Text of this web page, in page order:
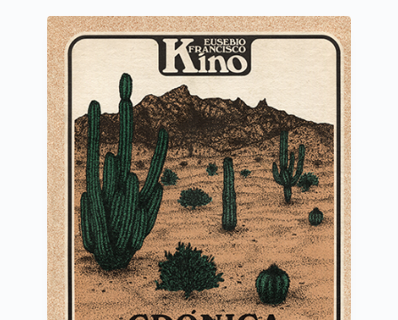
Items list results